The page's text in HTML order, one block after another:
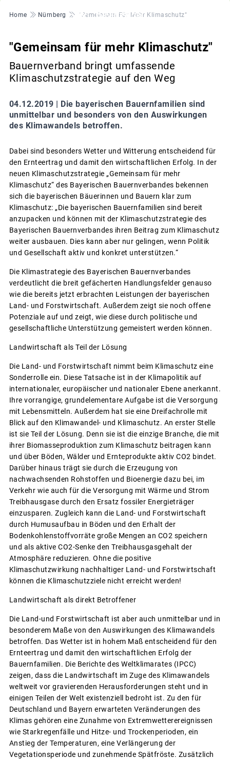
Pfadnavigation
Home Nürnberg "Gemeinsam Für Mehr Klimaschutz"
"Gemeinsam für mehr Klimaschutz"
Bauernverband bringt umfassende
Klimaschutzstrategie auf den Weg
04.12.2019 | Die bayerischen Bauernfamilien sind
unmittelbar und besonders von den Auswirkungen
des Klimawandels betroffen.
Dabei sind besonders Wetter und Witterung entscheidend für
den Ernteertrag und damit den wirtschaftlichen Erfolg. In der
neuen Klimaschutzstrategie „Gemeinsam für mehr
Klimaschutz“ des Bayerischen Bauernverbandes bekennen
sich die bayerischen Bäuerinnen und Bauern klar zum
Klimaschutz: „Die bayerischen Bauernfamilien sind bereit
anzupacken und können mit der Klimaschutzstrategie des
Bayerischen Bauernverbandes ihren Beitrag zum Klimaschutz
weiter ausbauen. Dies kann aber nur gelingen, wenn Politik
und Gesellschaft aktiv und konkret unterstützen.“
Die Klimastrategie des Bayerischen Bauernverbandes
verdeutlicht die breit gefächerten Handlungsfelder genauso
wie die bereits jetzt erbrachten Leistungen der bayerischen
Land- und Forstwirtschaft. Außerdem zeigt sie noch offene
Potenziale auf und zeigt, wie diese durch politische und
gesellschaftliche Unterstützung gemeistert werden können.
Landwirtschaft als Teil der Lösung
Die Land- und Forstwirtschaft nimmt beim Klimaschutz eine
Sonderrolle ein. Diese Tatsache ist in der Klimapolitik auf
internationaler, europäischer und nationaler Ebene anerkannt.
Ihre vorrangige, grundelementare Aufgabe ist die Versorgung
mit Lebensmitteln. Außerdem hat sie eine Dreifachrolle mit
Blick auf den Klimawandel- und Klimaschutz. An erster Stelle
ist sie Teil der Lösung. Denn sie ist die einzige Branche, die mit
ihrer Biomasseproduktion zum Klimaschutz beitragen kann
und über Böden, Wälder und Ernteprodukte aktiv CO2 bindet.
Darüber hinaus trägt sie durch die Erzeugung von
nachwachsenden Rohstoffen und Bioenergie dazu bei, im
Verkehr wie auch für die Versorgung mit Wärme und Strom
Treibhausgase durch den Ersatz fossiler Energieträger
einzusparen. Zugleich kann die Land- und Forstwirtschaft
durch Humusaufbau in Böden und den Erhalt der
Bodenkohlenstoffvorräte große Mengen an CO2 speichern
und als aktive CO2-Senke den Treibhausgasgehalt der
Atmosphäre reduzieren. Ohne die positive
Klimaschutzwirkung nachhaltiger Land- und Forstwirtschaft
können die Klimaschutzziele nicht erreicht werden!
Landwirtschaft als direkt Betroffener
Die Land-und Forstwirtschaft ist aber auch unmittelbar und in
besonderem Maße von den Auswirkungen des Klimawandels
betroffen. Das Wetter ist in hohem Maß entscheidend für den
Ernteertrag und damit den wirtschaftlichen Erfolg der
Bauernfamilien. Die Berichte des Weltklimarates (IPCC)
zeigen, dass die Landwirtschaft im Zuge des Klimawandels
weltweit vor gravierenden Herausforderungen steht und in
einigen Teilen der Welt existenziell bedroht ist. Zu den für
Deutschland und Bayern erwarteten Veränderungen des
Klimas gehören eine Zunahme von Extremwetterereignissen
wie Starkregenfälle und Hitze- und Trockenperioden, ein
Anstieg der Temperaturen, eine Verlängerung der
Vegetationsperiode und zunehmende Spätfröste. Zusätzlich